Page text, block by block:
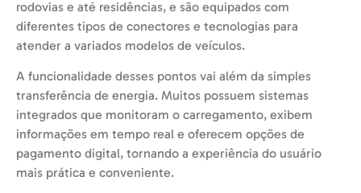
rodovias e até residências, e são equipados com
diferentes tipos de conectores e tecnologias para
atender a variados modelos de veículos.
A funcionalidade desses pontos vai além da simples
transferência de energia. Muitos possuem sistemas
integrados que monitoram o carregamento, exibem
informações em tempo real e oferecem opções de
pagamento digital, tornando a experiência do usuário
mais prática e conveniente.